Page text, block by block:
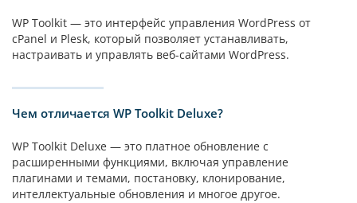
WP Toolkit — это интерфейс управления WordPress от
cPanel и Plesk, который позволяет устанавливать,
настраивать и управлять веб-сайтами WordPress.
Чем отличается WP Toolkit Deluxe?
WP Toolkit Deluxe — это платное обновление с
расширенными функциями, включая управление
плагинами и темами, постановку, клонирование,
интеллектуальные обновления и многое другое.